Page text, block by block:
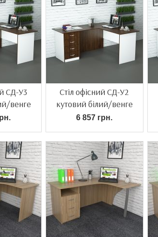
СД-У3
венге
Стіл офісний СД-У2
кутовий білий/венге
6 857 грн.